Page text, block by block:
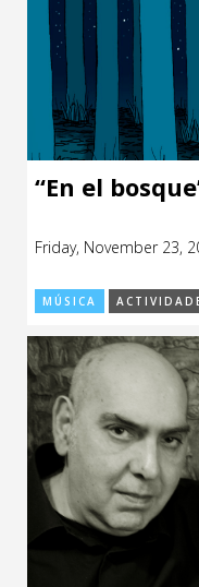
“En el
Friday, November 23,
MÚSICA